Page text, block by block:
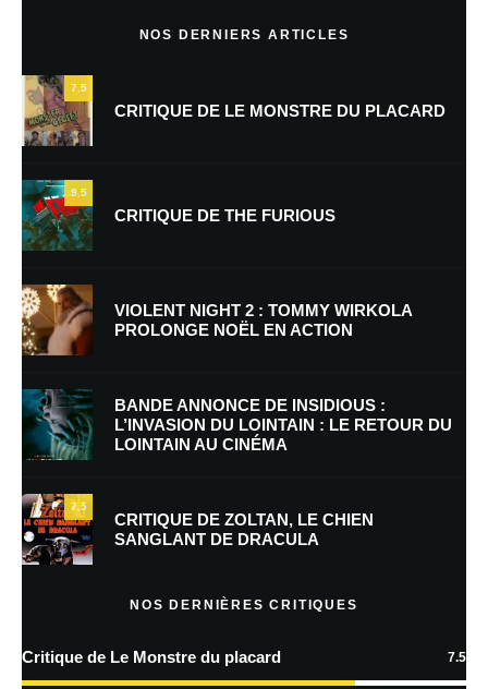
Nom*
E-mail
Enregistrer mon nom, mon e-mail et mon site dans le navigateur pour
mon prochain commentaire.
Prévenez-moi de tous les nouveaux commentaires par e-mail.
Prévenez-moi de tous les nouveaux articles par e-mail.
En savoir
NOS DERNIERS ARTICLES
7.5
CRITIQUE DE LE MONSTRE DU PLACARD
9.5
CRITIQUE DE THE FURIOUS
VIOLENT NIGHT 2 : TOMMY WIRKOLA
PROLONGE NOËL EN ACTION
BANDE ANNONCE DE INSIDIOUS :
L’INVASION DU LOINTAIN : LE RETOUR DU
LOINTAIN AU CINÉMA
7.5
CRITIQUE DE ZOLTAN, LE CHIEN
SANGLANT DE DRACULA
NOS DERNIÈRES CRITIQUES
Critique de Le Monstre du placard 7.5